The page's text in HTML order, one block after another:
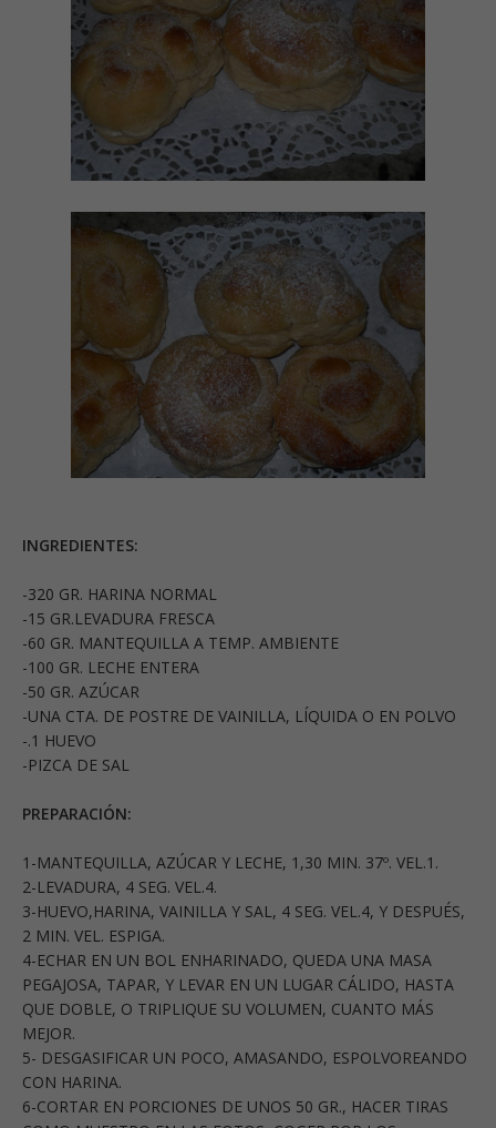
INGREDIENTES:
-320 GR. HARINA NORMAL
-15 GR.LEVADURA FRESCA
-60 GR. MANTEQUILLA A TEMP. AMBIENTE
-100 GR. LECHE ENTERA
-50 GR. AZÚCAR
-UNA CTA. DE POSTRE DE VAINILLA, LÍQUIDA O EN POLVO
-.1 HUEVO
-PIZCA DE SAL
PREPARACIÓN:
1-MANTEQUILLA, AZÚCAR Y LECHE, 1,30 MIN. 37º. VEL.1.
2-LEVADURA, 4 SEG. VEL.4.
3-HUEVO,HARINA, VAINILLA Y SAL, 4 SEG. VEL.4, Y DESPUÉS,
2 MIN. VEL. ESPIGA.
4-ECHAR EN UN BOL ENHARINADO, QUEDA UNA MASA
PEGAJOSA, TAPAR, Y LEVAR EN UN LUGAR CÁLIDO, HASTA
QUE DOBLE, O TRIPLIQUE SU VOLUMEN, CUANTO MÁS
MEJOR.
5- DESGASIFICAR UN POCO, AMASANDO, ESPOLVOREANDO
CON HARINA.
6-CORTAR EN PORCIONES DE UNOS 50 GR., HACER TIRAS